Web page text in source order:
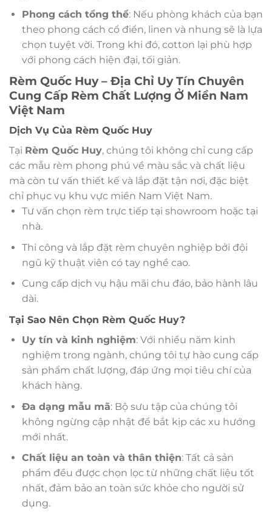
Phong cách tổng thể: Nếu phòng khách của bạn
theo phong cách cổ điển, linen và nhung sẽ là lựa
chọn tuyệt vời. Trong khi đó, cotton lại phù hợp
với phong cách hiện đại, tối giản.
Rèm Quốc Huy – Địa Chỉ Uy Tín Chuyên
Cung Cấp Rèm Chất Lượng Ở Miền Nam
Việt Nam
Dịch Vụ Của Rèm Quốc Huy
Tại Rèm Quốc Huy, chúng tôi không chỉ cung cấp
các mẫu rèm phong phú về màu sắc và chất liệu
mà còn tư vấn thiết kế và lắp đặt tận nơi, đặc biệt
chỉ phục vụ khu vực miền Nam Việt Nam.
Tư vấn chọn rèm trực tiếp tại showroom hoặc tại
nhà.
Thi công và lắp đặt rèm chuyên nghiệp bởi đội
ngũ kỹ thuật viên có tay nghề cao.
Cung cấp dịch vụ hậu mãi chu đáo, bảo hành lâu
dài.
Tại Sao Nên Chọn Rèm Quốc Huy?
Uy tín và kinh nghiệm: Với nhiều năm kinh
nghiệm trong ngành, chúng tôi tự hào cung cấp
sản phẩm chất lượng, đáp ứng mọi tiêu chí của
khách hàng.
Đa dạng mẫu mã: Bộ sưu tập của chúng tôi
không ngừng cập nhật để bắt kịp các xu hướng
mới nhất.
Chất liệu an toàn và thân thiện: Tất cả sản
phẩm đều được chọn lọc từ những chất liệu tốt
nhất, đảm bảo an toàn sức khỏe cho người sử
dụng.